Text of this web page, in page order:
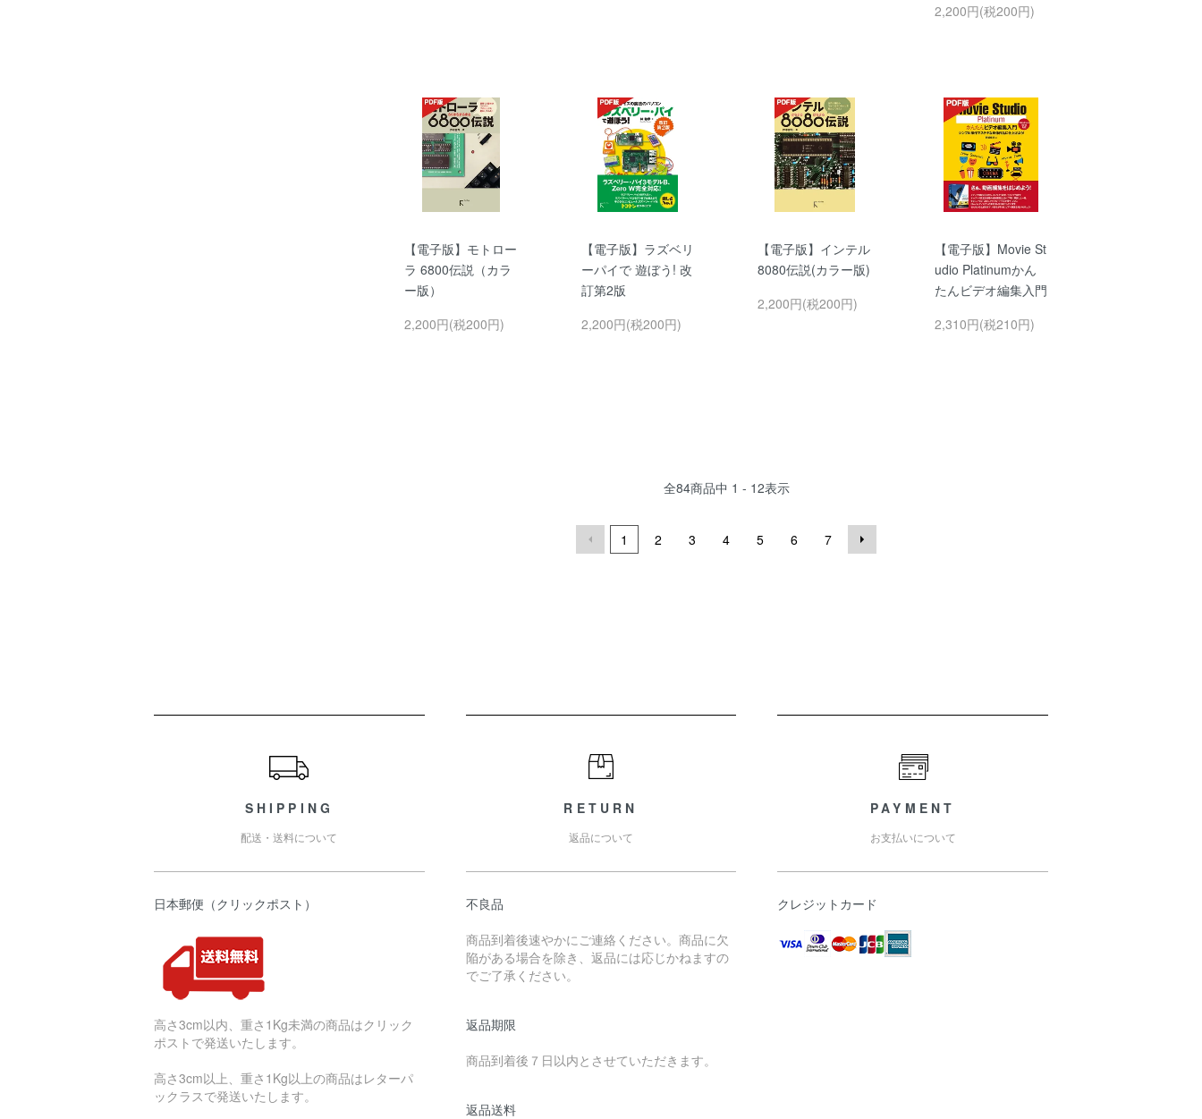
2,200円(税200円)
【電子版】モトロー
ラ 6800伝説（カラ
ー版）
2,200円(税200円)
【電子版】ラズベリ
ーパイで 遊ぼう! 改
訂第2版
2,200円(税200円)
【電子版】インテル
8080伝説(カラー版)
2,200円(税200円)
【電子版】Movie St
udio Platinumかん
たんビデオ編集入門
2,310円(税210円)
全84商品中 1 - 12表示
1 2 3 4 5 6 7
SHIPPING
配送・送料について
日本郵便（クリックポスト）
高さ3cm以内、重さ1Kg未満の商品はクリック
ポストで発送いたします。
高さ3cm以上、重さ1Kg以上の商品はレターパ
ックラスで発送いたします。
RETURN
返品について
不良品
商品到着後速やかにご連絡ください。商品に欠
陥がある場合を除き、返品には応じかねますの
でご了承ください。
返品期限
商品到着後７日以内とさせていただきます。
返品送料
PAYMENT
お支払いについて
クレジットカード